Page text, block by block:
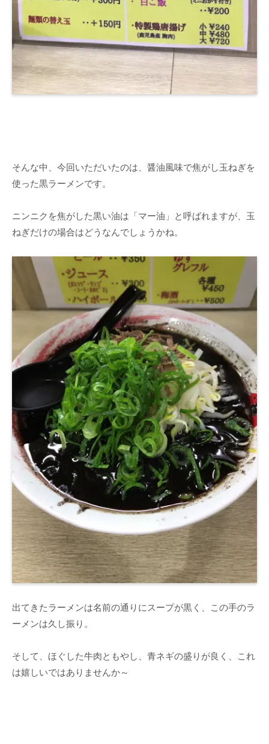
そんな中、今回いただいたのは、醤油風味で焦がし玉ねぎを
使った黒ラーメンです。
ニンニクを焦がした黒い油は「マー油」と呼ばれますが、玉
ねぎだけの場合はどうなんでしょうかね。
出てきたラーメンは名前の通りにスープが黒く、この手のラ
ーメンは久し振り。
そして、ほぐした牛肉ともやし、青ネギの盛りが良く、これ
は嬉しいではありませんか～